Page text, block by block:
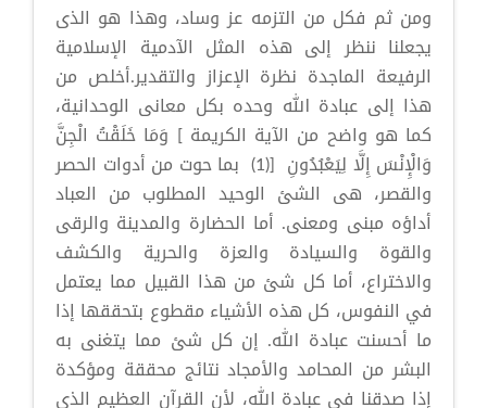
ومن ثم فكل من التزمه عز وساد، وهذا هو الذى
يجعلنا ننظر إلى هذه المثل الآدمية الإسلامية
الرفيعة الماجدة نظرة الإعزاز والتقدير.أخلص من
هذا إلى عبادة الله وحده بكل معانى الوحدانية،
كما هو واضح من الآية الكريمة ] وَمَا خَلَقْتُ الْجِنَّ
وَالْإِنْسَ إِلَّا لِيَعْبُدُونِ [(1) بما حوت من أدوات الحصر
والقصر، هى الشئ الوحيد المطلوب من العباد
أداؤه مبنى ومعنى. أما الحضارة والمدينة والرقى
والقوة والسيادة والعزة والحرية والكشف
والاختراع، أما كل شئ من هذا القبيل مما يعتمل
في النفوس، كل هذه الأشياء مقطوع بتحققها إذا
ما أحسنت عبادة الله. إن كل شئ مما يتغنى به
البشر من المحامد والأمجاد نتائج محققة ومؤكدة
إذا صدقنا في عبادة الله، لأن القرآن العظيم الذى